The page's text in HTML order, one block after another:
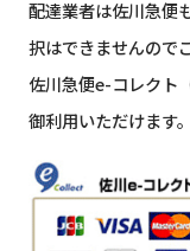
配達業者は佐川急便
択はできませんので
佐川急便e-コレクト
御利用いただけます。